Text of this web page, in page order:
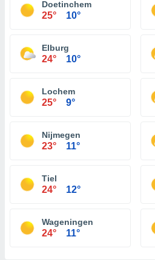
Doetinchem
25° 10°
Elburg
24° 10°
Lochem
25° 9°
Nijmegen
23° 11°
Tiel
24° 12°
Wageningen
24° 11°